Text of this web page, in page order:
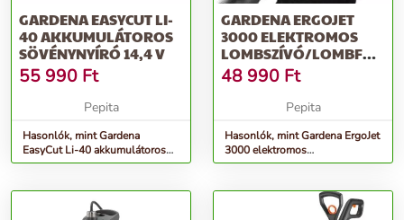
GARDENA EASYCUT LI-
40 AKKUMULÁTOROS
SÖVÉNYNYÍRÓ 14,4 V
55 990 Ft
Pepita
Hasonlók, mint Gardena
EasyCut Li-40 akkumulátoros
Sövénynyíró 14,4 V
GARDENA ERGOJET
3000 ELEKTROMOS
LOMBSZÍVÓ/LOMBFÚJÓ
3000 W, FEKETE-KÉK
48 990 Ft
Pepita
Hasonlók, mint Gardena ErgoJet
3000 elektromos
Lombszívó/lombfújó 3000 W,